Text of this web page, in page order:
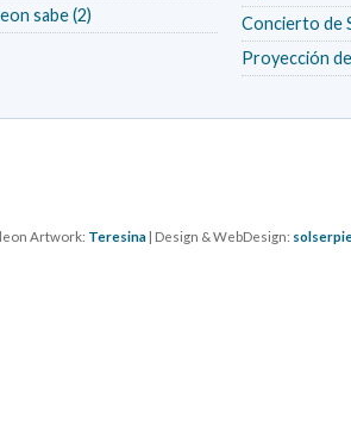
sabe (2)
Concierto de
Proyección
Artwork: Teresina | Design & WebDesign: